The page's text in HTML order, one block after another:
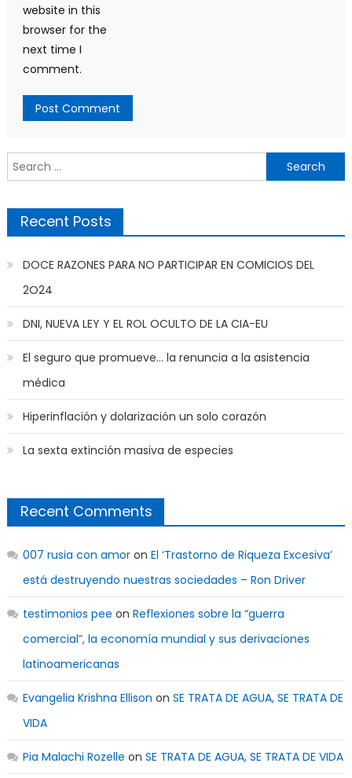
website in this
browser for the
next time I
comment.
Search
for:
Recent Posts
DOCE RAZONES PARA NO PARTICIPAR EN COMICIOS DEL
2O24
DNI, NUEVA LEY Y EL ROL OCULTO DE LA CIA-EU
El seguro que promueve… la renuncia a la asistencia
médica
Hiperinflación y dolarización un solo corazón
La sexta extinción masiva de especies
Recent Comments
007 rusia con amoron El ‘Trastorno de Riqueza Excesiva’
está destruyendo nuestras sociedades – Ron Driver
testimonios pee on Reflexiones sobre la “guerra
comercial”, la economía mundial y sus derivaciones
latinoamericanas
Evangelia Krishna Ellison on SE TRATA DE AGUA, SE TRATA DE
VIDA
Pia Malachi Rozelle on SE TRATA DE AGUA, SE TRATA DE VIDA